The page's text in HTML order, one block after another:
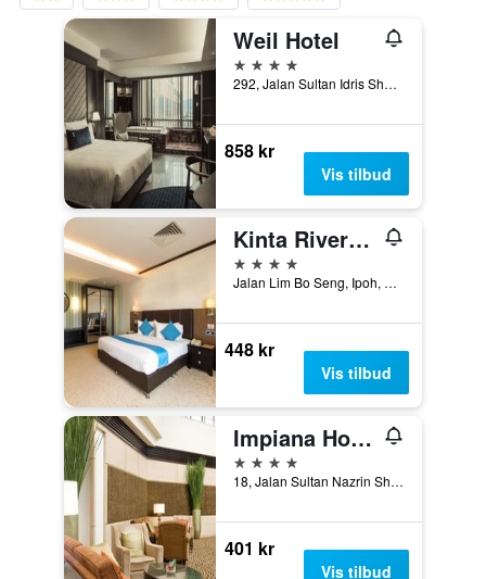
Weil Hotel
4 stjerner
292, Jalan Sultan Idris Shah, Ipoh, Malaysia
858 kr
Vis tilbud
Kinta Riverfront Hotel & Suites
4 stjerner
Jalan Lim Bo Seng, Ipoh, Malaysia
448 kr
Vis tilbud
Impiana Hotel Ipoh
4 stjerner
18, Jalan Sultan Nazrin Shah, Ipoh, Malaysia
401 kr
Vis tilbud